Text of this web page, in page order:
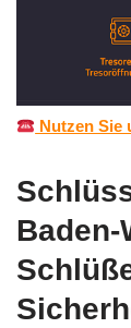
Nutzen Sie
Baden-